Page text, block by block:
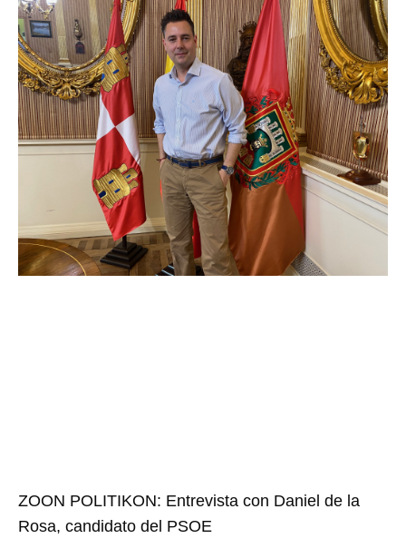
ZOON POLITIKON: Entrevista con Daniel de la
Rosa, candidato del PSOE